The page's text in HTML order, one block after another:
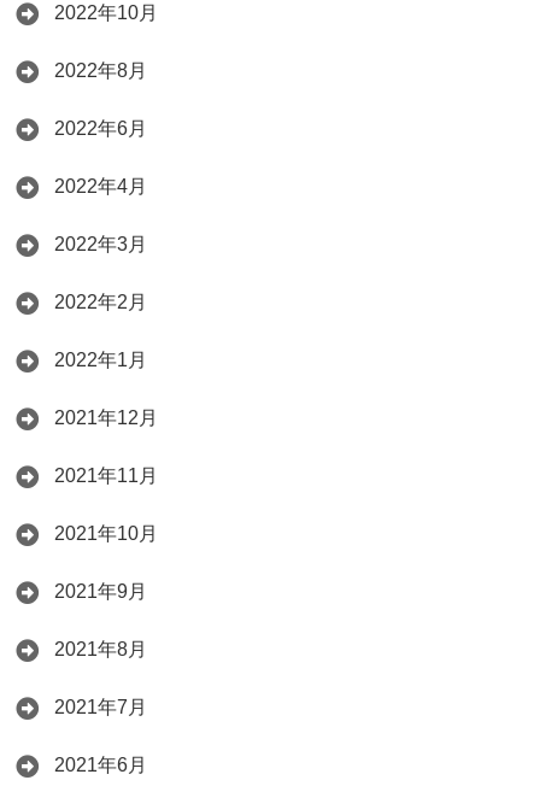
2022年10月
2022年8月
2022年6月
2022年4月
2022年3月
2022年2月
2022年1月
2021年12月
2021年11月
2021年10月
2021年9月
2021年8月
2021年7月
2021年6月